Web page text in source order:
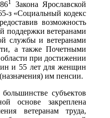
1 Закона Ярославской
з «Социальный кодекс
возможность
поддержки ветеранами
службы и ветеранами
а также Почетными
при достижении
и 55 лет для женщин
им пенсии.
субъектов
основе закреплена
ветеранам труда,